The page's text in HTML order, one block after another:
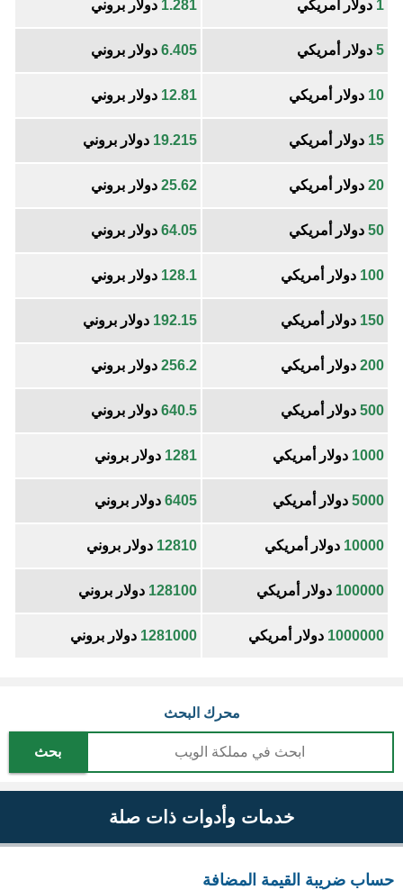
1 دولار أمريكي 1.281 دولار بروني
5 دولار أمريكي 6.405 دولار بروني
10 دولار أمريكي 12.81 دولار بروني
15 دولار أمريكي 19.215 دولار بروني
20 دولار أمريكي 25.62 دولار بروني
50 دولار أمريكي 64.05 دولار بروني
100 دولار أمريكي 128.1 دولار بروني
150 دولار أمريكي 192.15 دولار بروني
200 دولار أمريكي 256.2 دولار بروني
500 دولار أمريكي 640.5 دولار بروني
1000 دولار أمريكي 1281 دولار بروني
5000 دولار أمريكي 6405 دولار بروني
10000 دولار أمريكي 12810 دولار بروني
100000 دولار أمريكي 128100 دولار بروني
1000000 دولار أمريكي 1281000 دولار بروني
محرك البحث
بحث
خدمات وأدوات ذات صلة
حساب ضريبة القيمة المضافة